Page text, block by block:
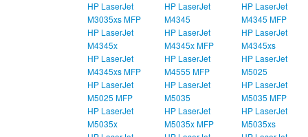
HP LaserJet
M3035xs MFP
HP LaserJet
M4345
HP LaserJet
M4345 MFP
HP LaserJet
M4345x
HP LaserJet
M4345x MFP
HP LaserJet
M4345xs
HP LaserJet
M4345xs MFP
HP LaserJet
M4555 MFP
HP LaserJet
M5025
HP LaserJet
M5025 MFP
HP LaserJet
M5035
HP LaserJet
M5035 MFP
HP LaserJet
M5035x
HP LaserJet
M5035x MFP
HP LaserJet
M5035xs